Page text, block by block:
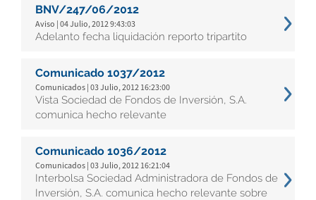
BNV/247/06/2012
Aviso | 04 Julio, 2012 9:43:03
Adelanto fecha liquidación reporto tripartito
Comunicado 1037/2012
Comunicados | 03 Julio, 2012 16:23:00
Vista Sociedad de Fondos de Inversión, S.A.
comunica hecho relevante
Comunicado 1036/2012
Comunicados | 03 Julio, 2012 16:21:04
Interbolsa Sociedad Administradora de Fondos de
Inversión, S.A. comunica hecho relevante sobre